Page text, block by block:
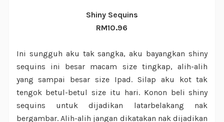
Shiny Sequins
RM10.96
Ini sungguh aku tak sangka, aku bayangkan shiny
sequins ini besar macam size tingkap, alih-alih
yang sampai besar size Ipad. Silap aku kot tak
tengok betul-betul size itu hari. Konon beli shiny
sequins untuk dijadikan latarbelakang nak
bergambar. Alih-alih jangan dikatakan nak dijadikan